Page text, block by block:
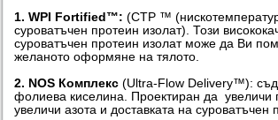
1. WPI Fortified™: (CTP ™
суроватъчен протеин изолат). Този
суроватъчен протеин изолат може да Ви
желаното оформяне на тялото.
2. NOS Комплекс (Ultra-Flow Delivery™):
фолиева киселина. Проектиран да увеличи
увеличи азота и доставката на